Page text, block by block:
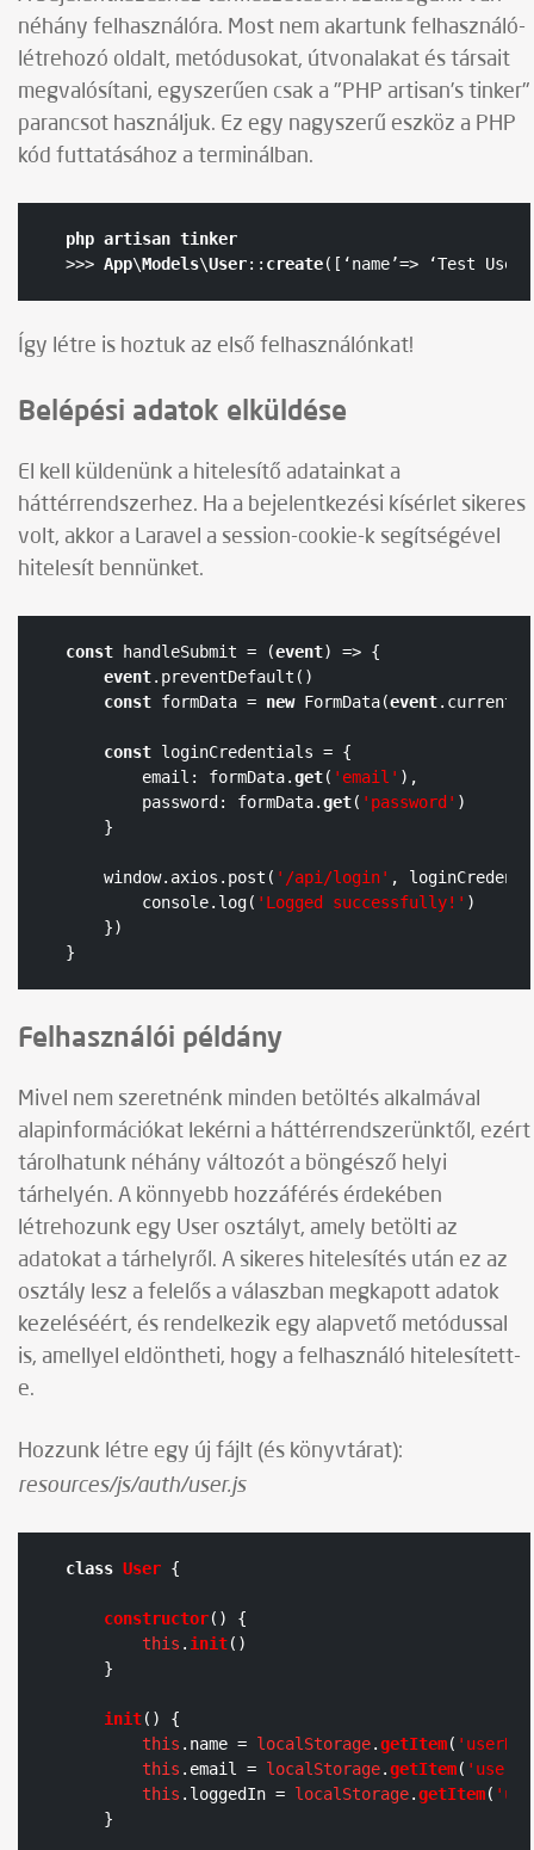
néhány felhasználóra. Most nem akartunk felhasználó-
létrehozó oldalt, metódusokat, útvonalakat és társait
megvalósítani, egyszerűen csak a "PHP artisan’s tinker"
parancsot használjuk. Ez egy nagyszerű eszköz a PHP
kód futtatásához a terminálban.
php artisan tinker
>>> App\Models\User:: create([‘name’=> ‘Test
Így létre is hoztuk az első felhasználónkat!
Belépési adatok elküldése
El kell küldenünk a hitelesítő adatainkat a
háttérrendszerhez. Ha a bejelentkezési kísérlet sikeres
volt, akkor a Laravel a session-cookie-k segítségével
hitelesít bennünket.
const handleSubmit = (event) => {
event.preventDefault()
const formData = new FormData(event
const loginCredentials = {
        email: formData.
get( 'email' ),
        password: formData.
get( 'password' )
    }
    window.axios.post(
'/api/login' ,
        console.log(
'Logged successfully!' )
    })
}
Felhasználói példány
Mivel nem szeretnénk minden betöltés alkalmával
alapinformációkat lekérni a háttérrendszerünktől, ezért
tárolhatunk néhány változót a böngésző helyi
tárhelyén. A könnyebb hozzáférés érdekében
létrehozunk egy User osztályt, amely betölti az
adatokat a tárhelyről. A sikeres hitelesítés után ez az
osztály lesz a felelős a válaszban megkapott adatok
kezeléséért, és rendelkezik egy alapvető metódussal
is, amellyel eldöntheti, hogy a felhasználó hitelesített-
e.
Hozzunk létre egy új fájlt (és könyvtárat):
resources/js/auth/user.js
class User {
constructor( ) {
this . init()
    }
init( ) {
this . name = localStorage.getItem(
this . email = localStorage.getItem(
this . loggedIn = localStorage.getItem(
    }